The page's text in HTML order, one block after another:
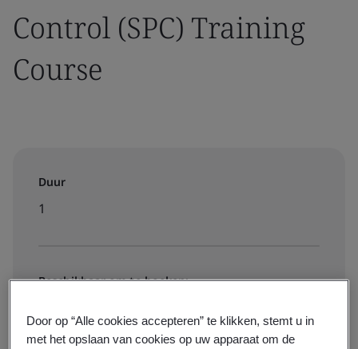
Control (SPC) Training
Course
Duur
1
Beschikbaar om te boeken:
Door op “Alle cookies accepteren” te klikken, stemt u in
met het opslaan van cookies op uw apparaat om de